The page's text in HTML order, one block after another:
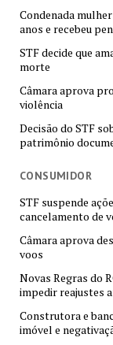
Condenada
anos e recebeu
STF decide que
morte
Câmara aprova
violência
Decisão do STF
patrimônio
CONSUMIDOR
STF suspende
cancelamento de
Câmara aprova
voos
Novas Regras do
impedir reajustes
Construtora e
imóvel e